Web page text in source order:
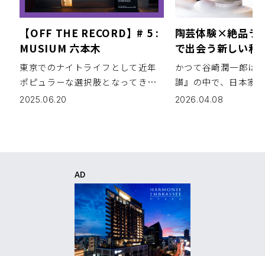
【OFF THE RECORD】# 5 :
MUSIUM 六本木
東京でのナイトライフとして近年
ポピュラーな選択肢となってきて
いるリスニングバー。仲間と気軽
2025.06.20
陶芸体験×絶品ラ
で出会う新しい和
「ろくろと米 とと
かつて谷崎潤一郎は
讃』の中で、日本家
陶器の器がもつ静か
2026.04.08
AD